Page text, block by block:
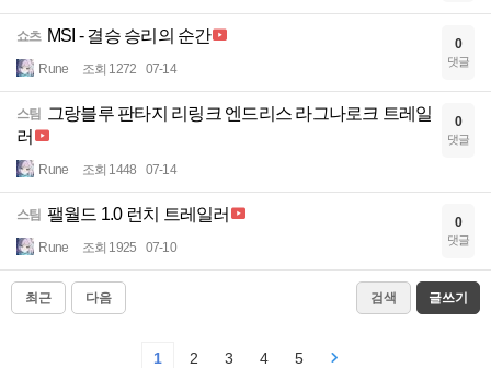
쇼츠 MSI - 결승 승리의 순간
Rune 조회 1272 07-14
0
댓글
스팀
그랑블루 판타지 리링크 엔드리스 라그나로크 트레일
러
Rune 조회 1448 07-14
0
댓글
스팀 팰월드 1.0 런치 트레일러
Rune 조회 1925 07-10
0
댓글
최근 다음 검색 글쓰기
1 2 3 4 5